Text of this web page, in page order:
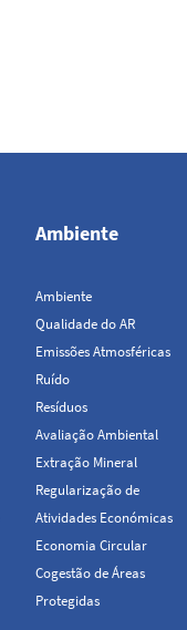
Ambiente
Ambiente
Qualidade do AR
Emissões Atmosféricas
Ruído
Resíduos
Avaliação Ambiental
Extração Mineral
Regularização de
Atividades Económicas
Economia Circular
Cogestão de Áreas
Protegidas